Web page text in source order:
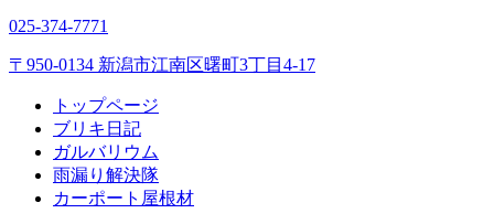
025-374-7771
〒950-0134 新潟市江南区曙町3丁目4-17
トップページ
ブリキ日記
ガルバリウム
雨漏り解決隊
カーポート屋根材